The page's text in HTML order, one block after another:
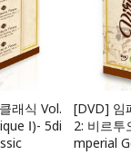
래식 Vol.
Ⅰ)- 5di
[DVD] 임
2: 비르
mperial